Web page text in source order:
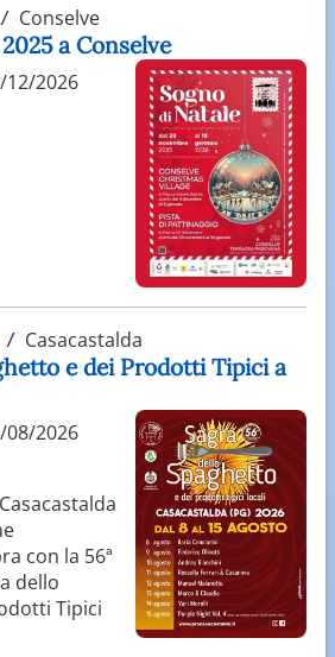
Conselve
a Conselve
12/2026
Casacastalda
e dei Prodotti Tipici a
08/2026
con la 56ª
dello
Tipici